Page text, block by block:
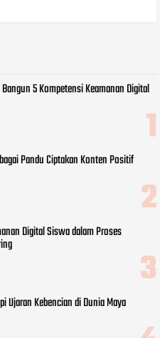
5 Kompetensi Keamanan Digital
Pandu Ciptakan Konten Positif
Digital Siswa dalam Proses
Ujaran Kebencian di Dunia Maya